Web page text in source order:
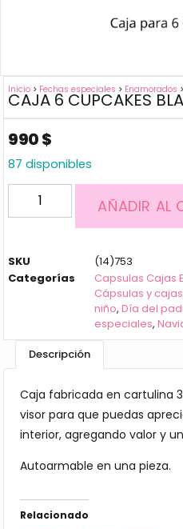
Inicio > Fechas especiales > Enamorados
CAJA 6 CUPCAKES
990$
87 disponibles
AÑADIR AL
SKU
(14)753
Categorías
Capsulas Cajas
Cápsulas y cajas
niño,Día del
especiales,
Descripción
Caja fabricada en cartulina
visor para que puedas
interior, agregando valor y
Autoarmable en una pieza.
Relacionado